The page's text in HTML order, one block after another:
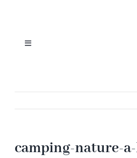
Toggle
camping-nature-